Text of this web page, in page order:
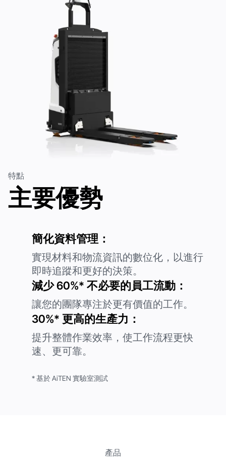
商業電子郵件*
電話號碼 *
國家/地區*
*
提交
特點
主要優勢
簡化資料管理：
實現材料和物流資訊的數位化，以進行
即時追蹤和更好的決策。
減少 60%* 不必要的員工流動：
讓您的團隊專注於更有價值的工作。
30%* 更高的生產力：
提升整體作業效率，使工作流程更快
速、更可靠。
* 基於 AiTEN 實驗室測試
產品